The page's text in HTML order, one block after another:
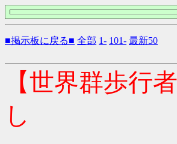
■掲示板に戻る■ 全部 1- 101- 最新50
【世界群歩
し